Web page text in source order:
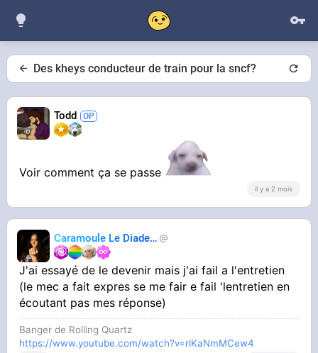
Des kheys conducteur de train pour la sncf?
Todd
Voir comment ça se passe
il y a 2 mois
Caramoule Le Diadem
J'ai essayé de le devenir mais j'ai fail a l'entretien
(le mec a fait expres se me fair e fail 'lentretien en
écoutant pas mes réponse)
Banger de Rolling Quartz
https://www.youtube.com/watch?v=rlKaNmMCew4